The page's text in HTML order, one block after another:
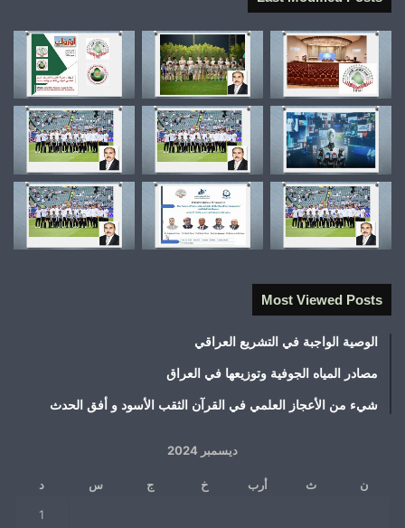
Most Viewed Posts
الوصية الواجبة في التشريع العراقي
مصادر المياه الجوفية وتوزيعها في العراق
شيء من الأعجاز العلمي في القرآن الثقب الأسود و أفق الحدث
ديسمبر 2024
ن ث أرب خ ج س د
1